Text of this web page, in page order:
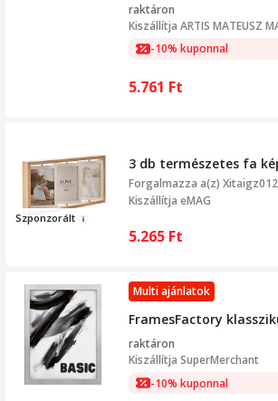
raktáron
Kiszállítja ARTIS MATEUSZ
-10% kuponnal
5.761 Ft
Szponzorált
3 db természetes fa
Forgalmazza a(z) Xitaigz012
Kiszállítja eMAG
5.265 Ft
Multi ajánlatok
FramesFactory
raktáron
Kiszállítja SuperMerchant
-10% kuponnal